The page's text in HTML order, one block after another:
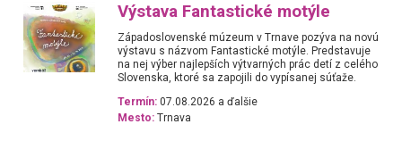
Výstava Fantastické motýle
Západoslovenské múzeum v Trnave pozýva na novú
výstavu s názvom Fantastické motýle. Predstavuje
na nej výber najlepších výtvarných prác detí z celého
Slovenska, ktoré sa zapojili do vypísanej súťaže.
Termín: 07.08.2026 a ďalšie
Mesto: Trnava